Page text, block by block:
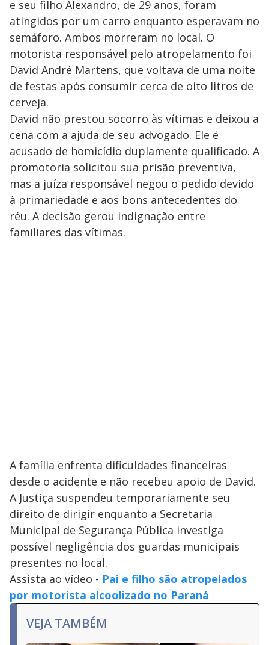
e seu filho Alexandro, de 29 anos, foram
atingidos por um carro enquanto esperavam no
semáforo. Ambos morreram no local. O
motorista responsável pelo atropelamento foi
David André Martens, que voltava de uma noite
de festas após consumir cerca de oito litros de
cerveja.
David não prestou socorro às vítimas e deixou a
cena com a ajuda de seu advogado. Ele é
acusado de homicídio duplamente qualificado. A
promotoria solicitou sua prisão preventiva,
mas a juíza responsável negou o pedido devido
à primariedade e aos bons antecedentes do
réu. A decisão gerou indignação entre
familiares das vítimas.
A família enfrenta dificuldades financeiras
desde o acidente e não recebeu apoio de David.
A Justiça suspendeu temporariamente seu
direito de dirigir enquanto a Secretaria
Municipal de Segurança Pública investiga
possível negligência dos guardas municipais
presentes no local.
Assista ao vídeo - Pai e filho são atropelados
por motorista alcoolizado no Paraná
VEJA TAMBÉM